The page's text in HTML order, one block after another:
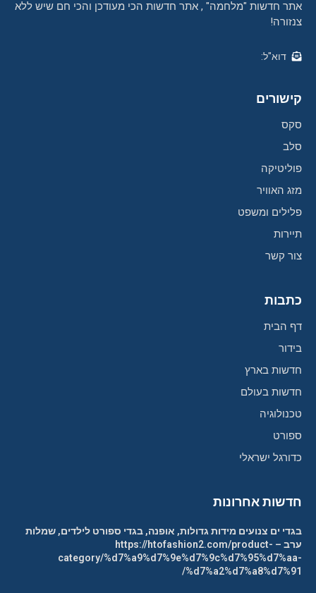
אתר חדשות "מלחמה" , אתר חדשות הכי מעודכן והכי חם שיש ללא
צנזורה!
דוא"ל:
קישורים
סקס
סלב
פוליטיקה
מזג האוויר
פלילים ומשפט
תיירות
צור קשר
כתבות
דף הבית
בידור
חדשות בארץ
חדשות בעולם
טכנולוגיה
ספורט
כדורגל ישראלי
חדשות אחרונות
בגדי ים צנועים מידות גדולות, אופנה, בגדי ספורט לילדים, שמלות
ערב – https://htofashion2.com/product-
category/%d7%a9%d7%9e%d7%9c%d7%95%d7%aa-
%d7%a2%d7%a8%d7%91/